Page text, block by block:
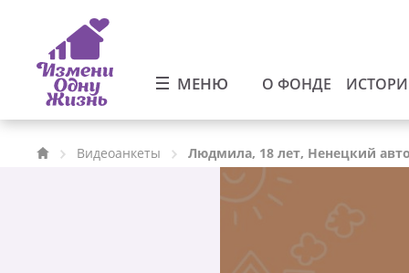
МЕНЮ О ФОНДЕ
Видеоанкеты Людмила, 18 лет, Ненецкий